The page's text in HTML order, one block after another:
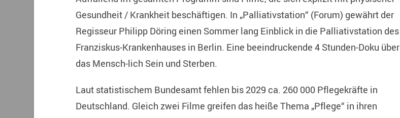
Gesundheit / Krankheit beschäftigen. In „Palliativstation“ (Forum) gewährt der
Regisseur Philipp Döring einen Sommer lang Einblick in die Palliativstation des
Franziskus-Krankenhauses in Berlin. Eine beeindruckende 4 Stunden-Doku über
das Mensch-lich Sein und Sterben.
Laut statistischem Bundesamt fehlen bis 2029 ca. 260 000 Pflegekräfte in
Deutschland. Gleich zwei Filme greifen das heiße Thema „Pflege“ in ihren